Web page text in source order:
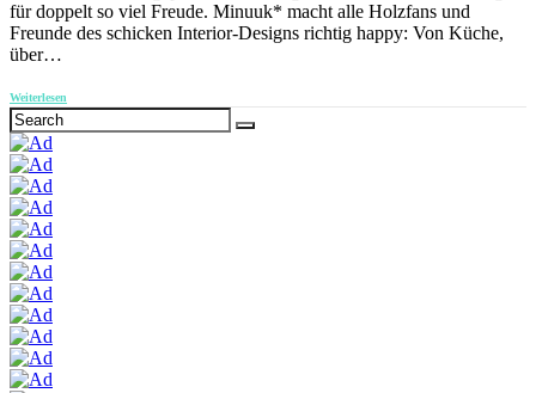
für doppelt so viel Freude. Minuuk* macht alle Holzfans und
Freunde des schicken Interior-Designs richtig happy: Von Küche,
über…
Weiterlesen